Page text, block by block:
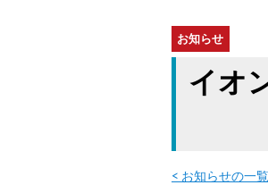
お知らせ
イオ
< お知らせの一